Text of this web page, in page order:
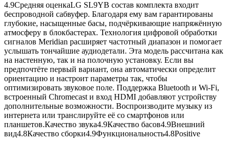
4.9Средняя оценкаLG SL9YВ состав комплекта входит
беспроводной сабвуфер. Благодаря ему вам гарантированы
глубокие, насыщенные басы, подчёркивающие напряжённую
атмосферу в блокбастерах. Технология цифровой обработки
сигналов Meridian расширяет частотный диапазон и помогает
услышать тончайшие аудиодетали. Эта модель рассчитана как
на настенную, так и на полочную установку. Если вы
предпочтёте первый вариант, она автоматически определит
ориентацию и настроит параметры так, чтобы
оптимизировать звуковое поле. Поддержка Bluetooth и Wi-Fi,
встроенный Chromecast и вход HDMI добавляют устройству
дополнительные возможности. Воспроизводите музыку из
интернета или транслируйте её со смартфонов или
планшетов.Качество звука4.9Качество басов4.9Внешний
вид4.8Качество сборки4.9Функциональность4.8Positive